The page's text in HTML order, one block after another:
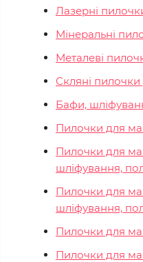
Лазерні
Мінеральні
Металеві
Скляні пилочки
Бафи,
Пилочки для
Пилочки для
шліфування,
Пилочки для
шліфування,
Пилочки для
Пилочки для